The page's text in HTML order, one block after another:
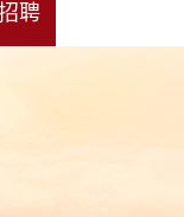
聘